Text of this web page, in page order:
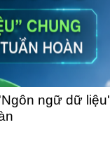
ngữ dữ liệu'